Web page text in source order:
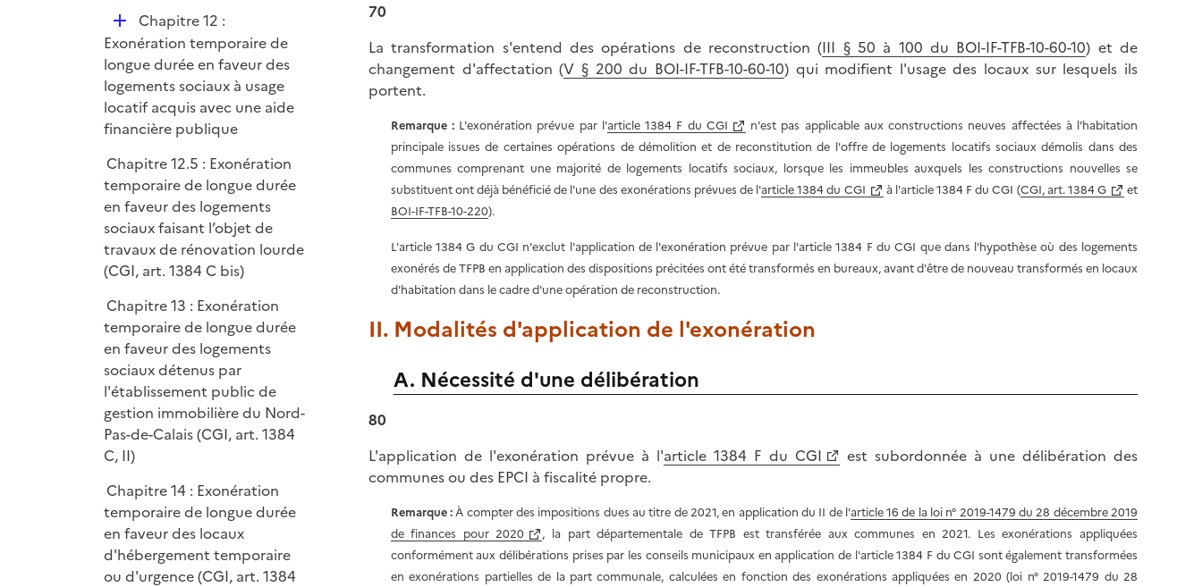
D
é
p
l
i
e
Chapitre 12 :
Exonération temporaire de
longue durée en faveur des
logements sociaux à usage
locatif acquis avec une aide
financière publique
Chapitre 12.5 : Exonération
temporaire de longue durée
en faveur des logements
sociaux faisant l’objet de
travaux de rénovation lourde
(CGI, art. 1384 C bis)
Chapitre 13 : Exonération
temporaire de longue durée
en faveur des logements
sociaux détenus par
l'établissement public de
gestion immobilière du Nord-
Pas-de-Calais (CGI, art. 1384
C, II)
Chapitre 14 : Exonération
temporaire de longue durée
en faveur des locaux
d'hébergement temporaire
ou d'urgence (CGI, art. 1384
70
La transformation s'entend des opérations de reconstruction (III § 50 à 100 du BOI-IF-TFB-10-60-10) et de
changement d'affectation (V § 200 du BOI-IF-TFB-10-60-10) qui modifient l'usage des locaux sur lesquels ils
portent.
Remarque : L'exonération prévue par l'article 1384 F du CGI
n'est pas applicable aux constructions neuves affectées à l'habitation
principale issues de certaines opérations de démolition et de reconstitution de l'offre de logements locatifs sociaux démolis dans des
communes comprenant une majorité de logements locatifs sociaux, lorsque les immeubles auxquels les constructions nouvelles se
substituentont déjà bénéficié de l'une des exonérations prévues de l'article 1384 du CGI à l'article 1384 F du CGI (CGI, art. 1384 G
et
BOI-IF-TFB-10-220).
L'article 1384 G du CGI n'exclut l'application de l'exonération prévue par l'article 1384 F du CGI que dans l'hypothèse où des logements
exonérés de TFPB en application des dispositions précitées ont été transformés en bureaux, avant d'être de nouveau transformés en locaux
d'habitation dans le cadre d'une opération de reconstruction.
II. Modalités d'application de l'exonération
A. Nécessité d'une délibération
80
L'application de l'exonération prévue à l'article 1384 F du CGI
est subordonnée à une délibération des
communes ou des EPCI à fiscalité propre.
Remarque:À compter des impositions dues au titre de 2021, en application du II de l'article 16 de la loi n° 2019-1479 du 28 décembre 2019
de finances pour 2020
, la part départementale de TFPB est transférée aux communes en 2021. Les exonérations appliquées
conformément aux délibérations prises par les conseils municipaux en application de l'article 1384 F du CGI sont également transformées
en exonérations partielles de la part communale, calculées en fonction des exonérations appliquées en 2020 (loi n° 2019-1479 du 28